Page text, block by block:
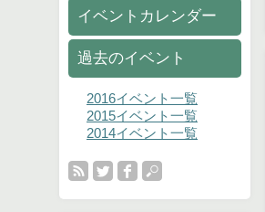
イベントカレンダー
過去のイベント
2016イベント一覧
2015イベント一覧
2014イベント一覧